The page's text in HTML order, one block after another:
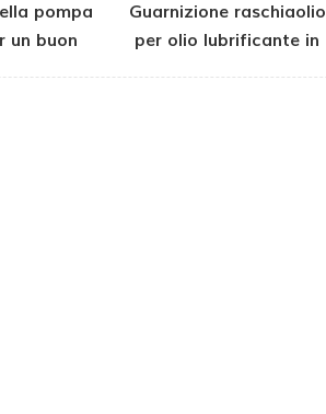
pompa
un buon
Guarnizione raschiaolio
per olio lubrificante in